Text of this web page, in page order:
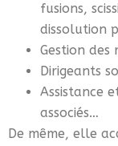
fusions,
dissolution
Gestion
Dirigeants
Assistance
associés…
De même, elle